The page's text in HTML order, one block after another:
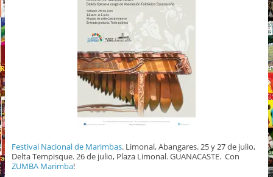
Festival Nacional de Marimbas. Limonal, Abangares. 25 y 27 de julio,
Delta Tempisque. 26 de julio, Plaza Limonal. GUANACASTE. Con
ZUMBA Marimba!